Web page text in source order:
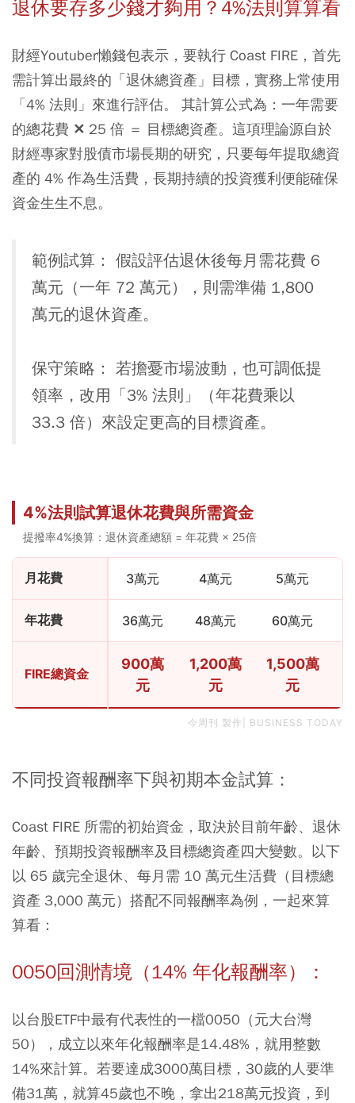
退休要存多少錢才夠用？4%法則算算看
財經Youtuber懶錢包表示，要執行 Coast FIRE，首先
需計算出最終的「退休總資產」目標，實務上常使用
「4% 法則」來進行評估。 其計算公式為：一年需要
的總花費 ✕ 25 倍 ＝ 目標總資產。這項理論源自於
財經專家對股債市場長期的研究，只要每年提取總資
產的 4% 作為生活費，長期持續的投資獲利便能確保
資金生生不息。
範例試算： 假設評估退休後每月需花費 6
萬元（一年 72 萬元），則需準備 1,800
萬元的退休資產。
保守策略： 若擔憂市場波動，也可調低提
領率，改用「3% 法則」（年花費乘以
33.3 倍）來設定更高的目標資產。
4%法則試算退休花費與所需資金
提撥率4%換算：退休資產總額 = 年花費 × 25倍
月花費 3萬元 4萬元 5萬元
年花費 36萬元 48萬元 60萬元
FIRE總資金
900萬
元
1,200萬
元
1,500萬
元
今周刊 製作| BUSINESS TODAY
不同投資報酬率下與初期本金試算：
Coast FIRE 所需的初始資金，取決於目前年齡、退休
年齡、預期投資報酬率及目標總資產四大變數。以下
以 65 歲完全退休、每月需 10 萬元生活費（目標總
資產 3,000 萬元）搭配不同報酬率為例，一起來算
算看：
0050回測情境（14% 年化報酬率）：
以台股ETF中最有代表性的一檔0050 （元大台灣
50），成立以來年化報酬率是14.48%，就用整數
14%來計算。若要達成3000萬目標，30歲的人要準
備31萬，就算45歲也不晚，拿出218萬元投資，到